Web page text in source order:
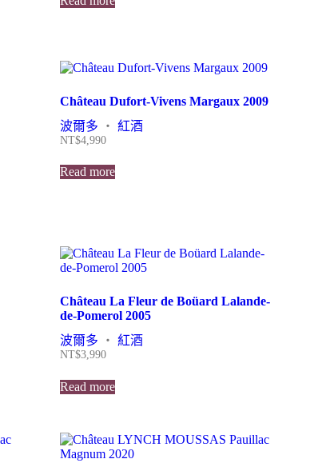
Château Dufort-Vivens Margaux 2009
波爾多 ・ 紅酒
NT$4,990
Read more
Château La Fleur de Boüard Lalande-
de-Pomerol 2005
波爾多 ・ 紅酒
NT$3,990
Read more